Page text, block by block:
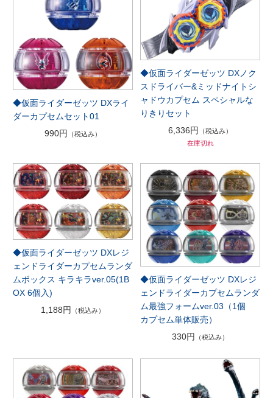
◆仮面ライダーゼッツ DXライ
ダーカプセムセット01
990円
（税込み）
◆仮面ライダーゼッツ DXノク
スドライバー&ミッドナイトシ
ャドウカプセム スペシャルな
りきりセット
6,336円
（税込み）
在庫切れ
◆仮面ライダーゼッツ DXレジ
ェンドライダーカプセムランダ
ムボックス キラキラver.05(1B
OX 6個入)
1,188円
（税込み）
◆仮面ライダーゼッツ DXレジ
ェンドライダーカプセムランダ
ム最強フォームver.03（1個
カプセム単体販売）
330円
（税込み）